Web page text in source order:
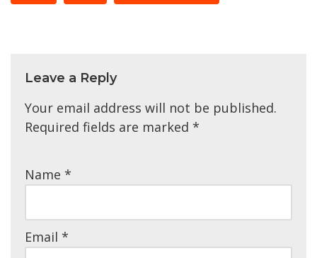
Leave a Reply
Your email address will not be published.
Required fields are marked *
Name *
Email *